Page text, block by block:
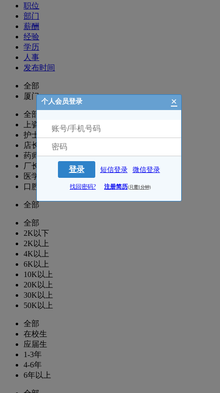
职位
部门
薪酬
经验
学历
人事
发布时间
全部
厦门
全部
上瓷部
护士/护理
店长
药师/执业药师
厂长/主任/经理
医学运营/项目
口腔医学老师/医学教研
全部
全部
2K以下
2K以上
4K以上
6K以上
10K以上
20K以上
30K以上
50K以上
全部
在校生
应届生
1-3年
4-6年
6年以上
个人会员登录 ×
登录 短信登录 微信登录
找回密码? 注册简历(只需1分钟)